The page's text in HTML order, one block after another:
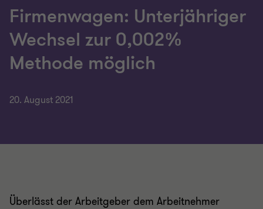
Firmenwagen: Unterjähriger
Wechsel zur 0,002%
Methode möglich
20. August 2021
Überlässt der Arbeitgeber dem Arbeitnehmer